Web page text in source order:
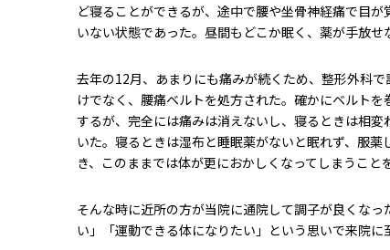
ど寝ることができるが、途中で腰や坐骨神経痛で目
いない状態であった。昼間もどこか眠く、薬が手放せ
去年の12月、あまりにも痛みが続くため、整形外科
けでなく、腰痛ベルトを処方された。確かにベルト
するが、完全には痛みは消えないし、寝るときは相変
いた。寝るときは湿布と睡眠薬がないと眠れず、服
き、このままでは体が更におかしくなってしまうこと
そんな時に近所の方が当院に通院して調子が良くなっ
い」「運動できる体になりたい」という思いで来院に